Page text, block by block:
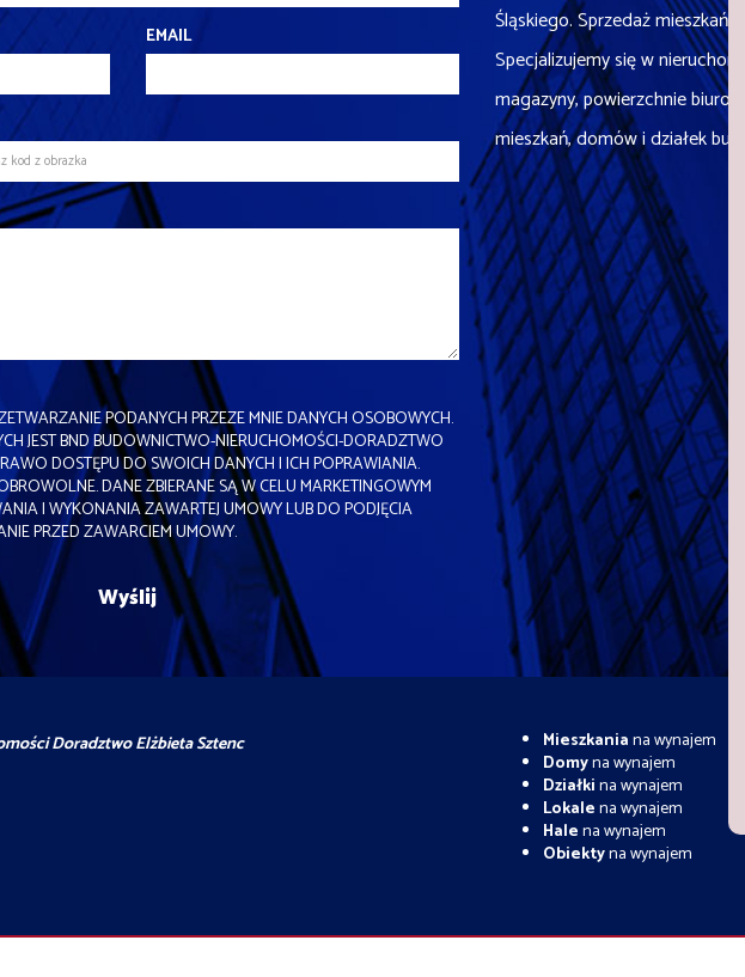
EMAIL
PODANYCH PRZEZE MNIE DANYCH OSOBOWYCH.
JEST BND BUDOWNICTWO-NIERUCHOMOŚCI-DORADZTWO
DOSTĘPU DO SWOICH DANYCH I ICH POPRAWIANIA.
DANE ZBIERANE SĄ W CELU MARKETINGOWYM
I WYKONANIA ZAWARTEJ UMOWY LUB DO PODJĘCIA
PRZED ZAWARCIEM UMOWY.
Śląskiego. Sprzedaż mieszkań
Specjalizujemy się w
magazyny, powierzchnie
mieszkań, domów i działek
Doradztwo Elżbieta Sztenc
Mieszkaniana wynajem
Domyna wynajem
Działkina wynajem
Lokalena wynajem
Halena wynajem
Obiektyna wynajem